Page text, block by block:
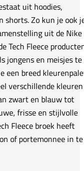
uit hoodies,
shorts. Zo kun je ook
uit de Nike
Tech Fleece
jongens en meisjes te
een breed
verschillende kleuren
zwart en blauw tot
frisse en stijlvolle
Fleece broek heeft
of portemonnee in te